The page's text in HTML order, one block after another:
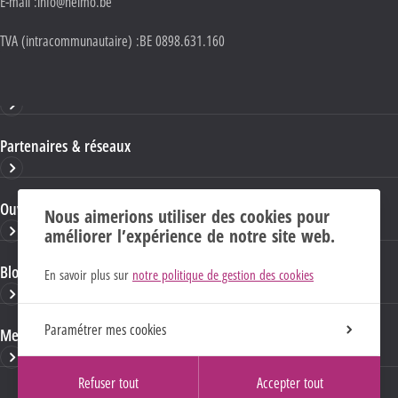
TVA (intracommunautaire) :BE 0898.631.160
Partenaires & réseaux
Ouvrages & publications
Blogs & sites HELMo
Mentions Légales
Nous aimerions utiliser des cookies pour
améliorer l’expérience de notre site web.
En savoir plus sur notre politique de gestion des cookies
Paramétrer mes cookies
Refuser tout Accepter tout